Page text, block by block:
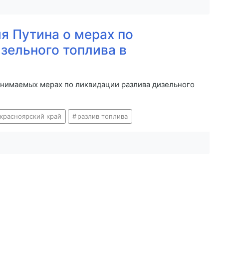
Путина о мерах по
топлива в
мерах по ликвидации разлива дизельного
красноярский край разлив топлива